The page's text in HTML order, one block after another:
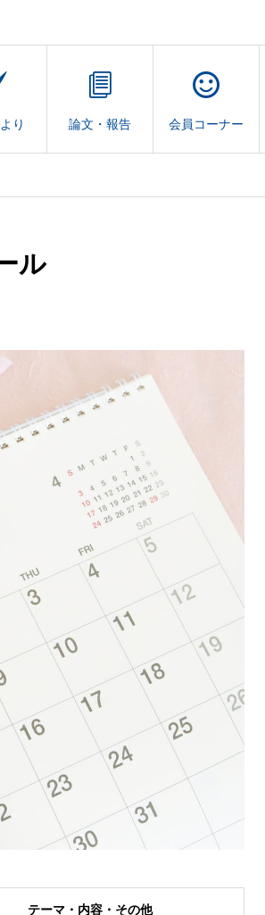
り 論文・報告 会員コーナー
ル
テーマ・内容・その他